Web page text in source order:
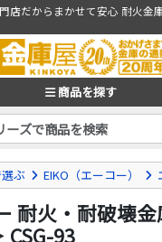
店だからまかせて安心 耐火金
商品を探す
ぶ EIKO（エーコー）
耐火・耐破壊
93